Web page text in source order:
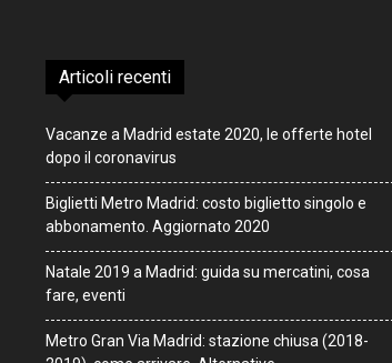
Articoli recenti
Vacanze a Madrid estate 2020, le offerte hotel
dopo il coronavirus
Biglietti Metro Madrid: costo biglietto singolo e
abbonamento. Aggiornato 2020
Natale 2019 a Madrid: guida su mercatini, cosa
fare, eventi
Metro Gran Via Madrid: stazione chiusa (2018-